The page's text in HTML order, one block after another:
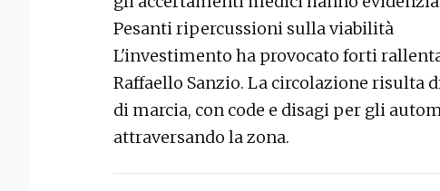
Pesanti ripercussioni sulla viabilità
L'investimento ha provocato forti
Raffaello Sanzio. La circolazione risulta
di marcia, con code e disagi per gli
attraversando la zona.